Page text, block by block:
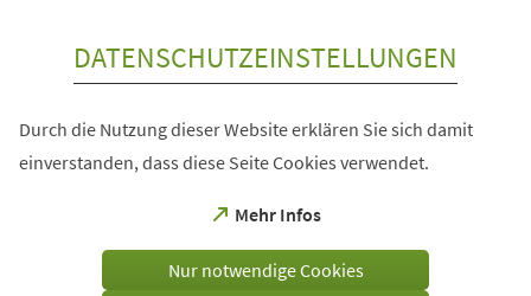
DATENSCHUTZEINSTELLUNGEN
Durch die Nutzung dieser Website erklären Sie sich damit
einverstanden, dass diese Seite Cookies verwendet.
Mehr Infos
(Öffnet
einem
Nur notwendige Cookies